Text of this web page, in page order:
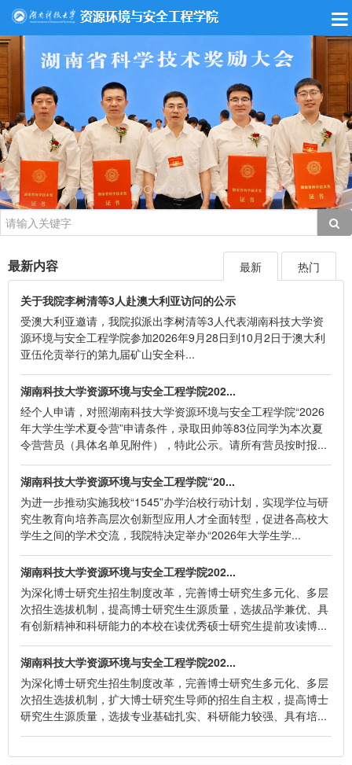
最新内容 最新 热门
关于我院李树清等3人赴澳大利亚访问的公示
受澳大利亚邀请，我院拟派出李树清等3人代表湖南科技大学资
源环境与安全工程学院参加2026年9月28日到10月2日于澳大利
亚伍伦贡举行的第九届矿山安全科...
湖南科技大学资源环境与安全工程学院202...
经个人申请，对照湖南科技大学资源环境与安全工程学院“2026
年大学生学术夏令营”申请条件，录取田帅等83位同学为本次夏
令营营员（具体名单见附件），特此公示。请所有营员按时报...
湖南科技大学资源环境与安全工程学院“20...
为进一步推动实施我校“1545”办学治校行动计划，实现学位与研
究生教育向培养高层次创新型应用人才全面转型，促进各高校大
学生之间的学术交流，我院特决定举办“2026年大学生学...
湖南科技大学资源环境与安全工程学院202...
为深化博士研究生招生制度改革，完善博士研究生多元化、多层
次招生选拔机制，提高博士研究生生源质量，选拔品学兼优、具
有创新精神和科研能力的本校在读优秀硕士研究生提前攻读博...
湖南科技大学资源环境与安全工程学院202...
为深化博士研究生招生制度改革，完善博士研究生多元化、多层
次招生选拔机制，扩大博士研究生导师的招生自主权，提高博士
研究生生源质量，选拔专业基础扎实、科研能力较强、具有培...